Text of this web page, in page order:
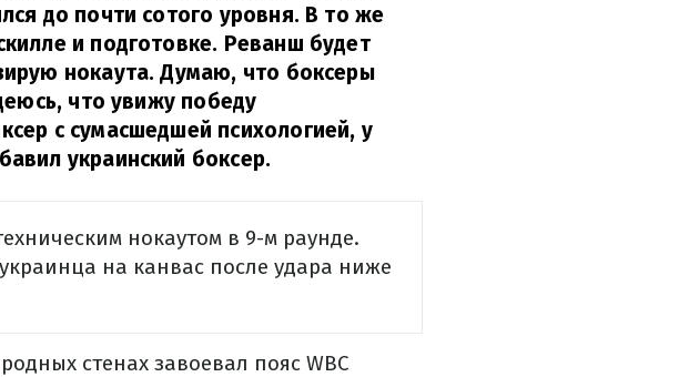
до почти сотого уровня. В то же
и подготовке. Реванш будет
нокаута. Думаю, что боксеры
что увижу победу
с сумасшедшей психологией, у
украинский боксер.
нокаутом в 9-м раунде.
на канвас после удара ниже
стенах завоевал пояс WBC